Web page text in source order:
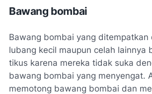
Bawang bombai
Bawang bombai yang ditempatkan
lubang kecil maupun celah lainnya
tikus karena mereka tidak suka
bawang bombai yang menyengat.
memotong bawang bombai dan